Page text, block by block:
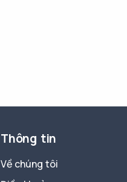
Thông tin
Về chúng tôi